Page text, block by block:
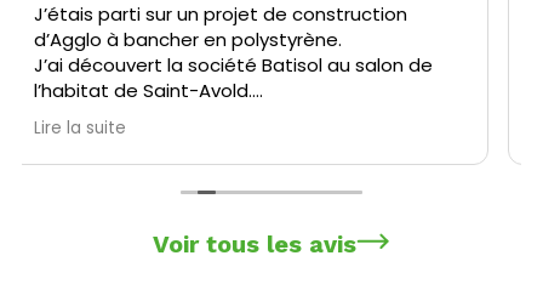
Petite entreprise au contact efficace avec
des conseils précis et un SAV performant.
Beaucoup de disponibilité pour les clients.
Équipe sérieuse et dynamique, de la vente
jusqu’au coulage des murs.
Lire la suite
Voir tous les avis